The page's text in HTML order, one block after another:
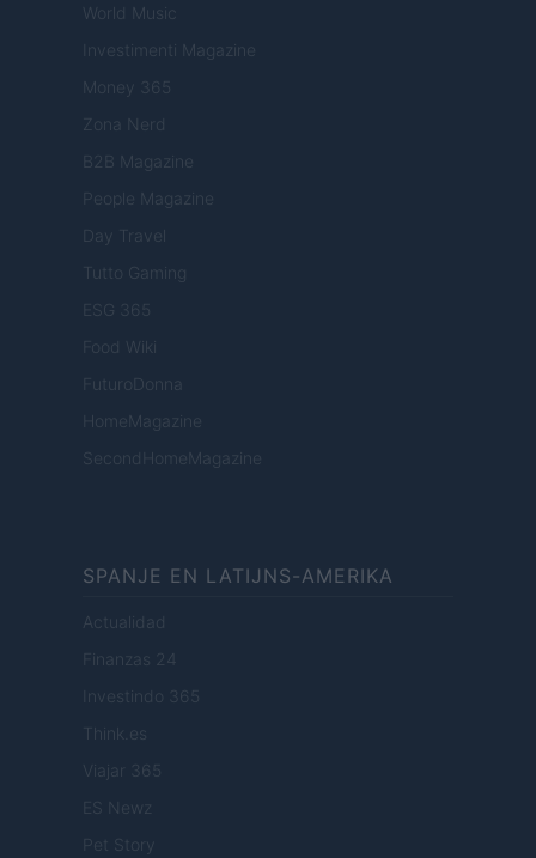
World Music
Investimenti Magazine
Money 365
Zona Nerd
B2B Magazine
People Magazine
Day Travel
Tutto Gaming
ESG 365
Food Wiki
FuturoDonna
HomeMagazine
SecondHomeMagazine
SPANJE EN LATIJNS-AMERIKA
Actualidad
Finanzas 24
Investindo 365
Think.es
Viajar 365
ES Newz
Pet Story